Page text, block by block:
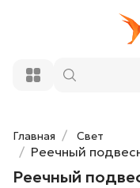
Главная Свет
Реечный
Реечный
Blue от